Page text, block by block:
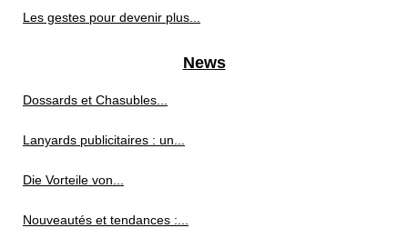
Les gestes pour devenir plus...
News
Dossards et Chasubles...
Lanyards publicitaires : un...
Die Vorteile von...
Nouveautés et tendances :...